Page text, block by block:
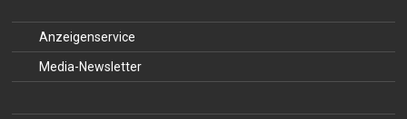
Anzeigenservice
Media-Newsletter